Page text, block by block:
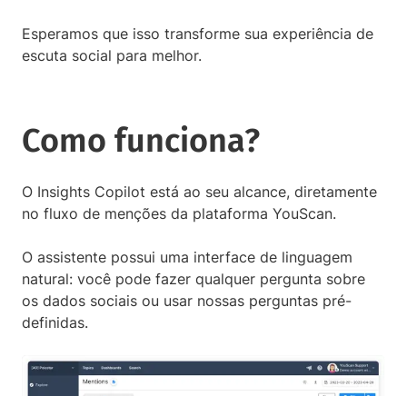
Esperamos que isso transforme sua experiência de
escuta social para melhor.
Como funciona?
O Insights Copilot está ao seu alcance, diretamente
no fluxo de menções da plataforma YouScan.
O assistente possui uma interface de linguagem
natural: você pode fazer qualquer pergunta sobre
os dados sociais ou usar nossas perguntas pré-
definidas.